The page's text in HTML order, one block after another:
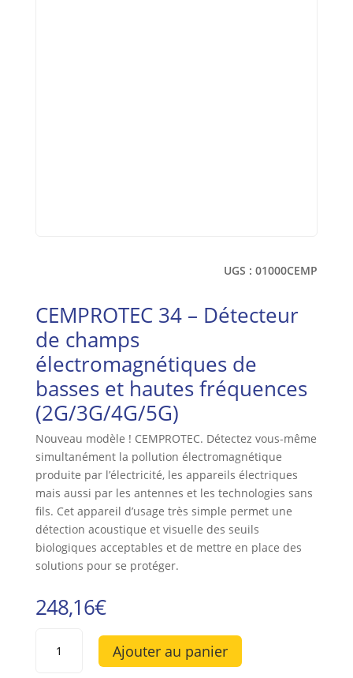
UGS :01000CEMP
CEMPROTEC 34 – Détecteur
de champs
électromagnétiques de
basses et hautes fréquences
(2G/3G/4G/5G)
Nouveau modèle ! CEMPROTEC. Détectez vous-même
simultanément la pollution électromagnétique
produite par l’électricité, les appareils électriques
mais aussi par les antennes et les technologies sans
fils. Cet appareil d’usage très simple permet une
détection acoustique et visuelle des seuils
biologiques acceptables et de mettre en place des
solutions pour se protéger.
248,16€
Ajouter au panier